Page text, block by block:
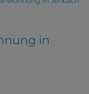
in